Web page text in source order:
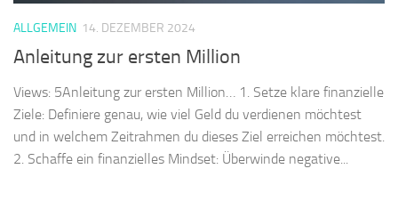
ALLGEMEIN 14. DEZEMBER 2024
Anleitung zur ersten Million
Views: 5Anleitung zur ersten Million… 1. Setze klare finanzielle
Ziele: Definiere genau, wie viel Geld du verdienen möchtest
und in welchem Zeitrahmen du dieses Ziel erreichen möchtest.
2. Schaffe ein finanzielles Mindset: Überwinde negative...